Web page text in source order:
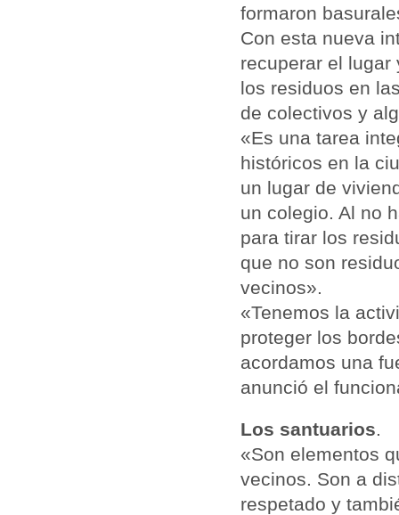
formaron
Con esta nueva
recuperar el lugar
los residuos en
de colectivos y
«Es una tarea
históricos en la
un lugar de
un colegio. Al no
para tirar los
que no son
vecinos».
«Tenemos la
proteger los
acordamos una
anunció el
Los santuarios.
«Son elementos
vecinos. Son a
respetado y